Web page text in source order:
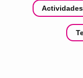
Actividades